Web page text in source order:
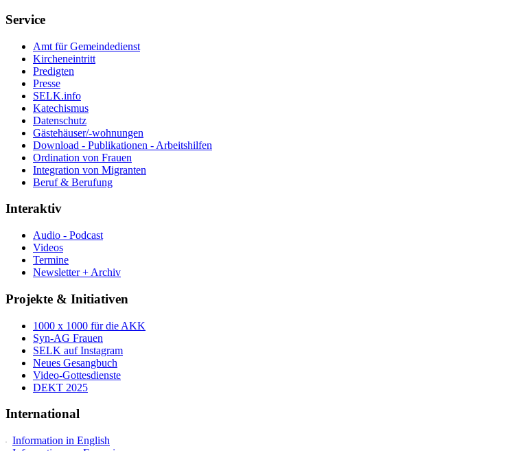
Service
Amt für Gemeindedienst
Kircheneintritt
Predigten
Presse
SELK.info
Katechismus
Datenschutz
Gästehäuser/-wohnungen
Download - Publikationen - Arbeitshilfen
Ordination von Frauen
Integration von Migranten
Beruf & Berufung
Interaktiv
Audio - Podcast
Videos
Termine
Newsletter + Archiv
Projekte & Initiativen
1000 x 1000 für die AKK
Syn-AG Frauen
SELK auf Instagram
Neues Gesangbuch
Video-Gottesdienste
DEKT 2025
International
Information in English